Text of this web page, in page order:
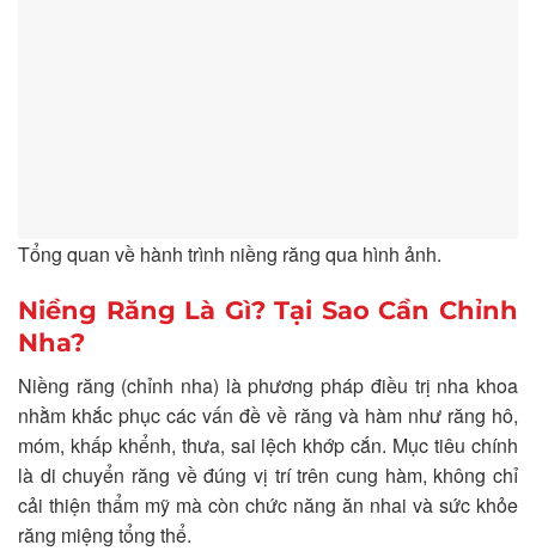
Tổng quan về hành trình niềng răng qua hình ảnh.
Niềng Răng Là Gì? Tại Sao Cần Chỉnh
Nha?
Niềng răng (chỉnh nha) là phương pháp điều trị nha khoa
nhằm khắc phục các vấn đề về răng và hàm như răng hô,
móm, khấp khểnh, thưa, sai lệch khớp cắn. Mục tiêu chính
là di chuyển răng về đúng vị trí trên cung hàm, không chỉ
cải thiện thẩm mỹ mà còn chức năng ăn nhai và sức khỏe
răng miệng tổng thể.